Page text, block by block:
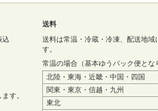
込
す。
送料
送料は常温・冷蔵・冷凍、配送地域
す。
常温の場合（基本ゆうパック便とな
北陸・東海・近畿・中国・四国
関東・東京・信越・九州
東北